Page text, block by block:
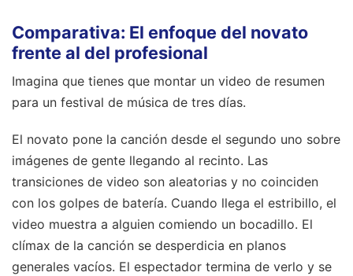
Comparativa: El enfoque del novato
frente al del profesional
Imagina que tienes que montar un video de resumen
para un festival de música de tres días.
El novato pone la canción desde el segundo uno sobre
imágenes de gente llegando al recinto. Las
transiciones de video son aleatorias y no coinciden
con los golpes de batería. Cuando llega el estribillo, el
video muestra a alguien comiendo un bocadillo. El
clímax de la canción se desperdicia en planos
generales vacíos. El espectador termina de verlo y se